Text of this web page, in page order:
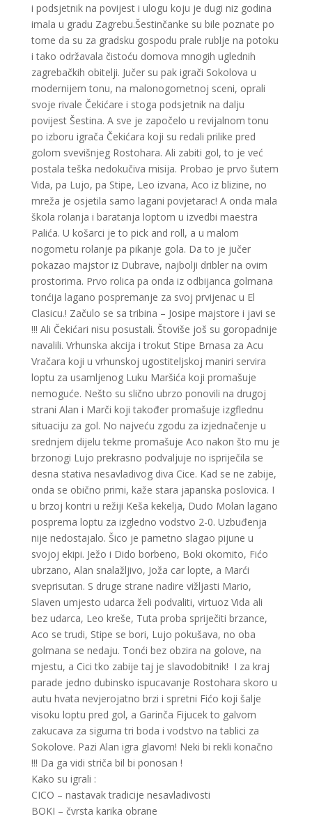
i podsjetnik na povijest i ulogu koju je dugi niz godina
imala u gradu Zagrebu.Šestinčanke su bile poznate po
tome da su za gradsku gospodu prale rublje na potoku
i tako održavala čistoću domova mnogih uglednih
zagrebačkih obitelji. Jučer su pak igrači Sokolova u
modernijem tonu, na malonogometnoj sceni, oprali
svoje rivale Čekićare i stoga podsjetnik na dalju
povijest Šestina. A sve je započelo u revijalnom tonu
po izboru igrača Čekićara koji su redali prilike pred
golom svevišnjeg Rostohara. Ali zabiti gol, to je već
postala teška nedokučiva misija. Probao je prvo šutem
Vida, pa Lujo, pa Stipe, Leo izvana, Aco iz blizine, no
mreža je osjetila samo lagani povjetarac! A onda mala
škola rolanja i baratanja loptom u izvedbi maestra
Palića. U košarci je to pick and roll, a u malom
nogometu rolanje pa pikanje gola. Da to je jučer
pokazao majstor iz Dubrave, najbolji dribler na ovim
prostorima. Prvo rolica pa onda iz odbijanca golmana
tonćija lagano pospremanje za svoj prvijenac u El
Clasicu.! Začulo se sa tribina – Josipe majstore i javi se
!!! Ali Čekićari nisu posustali. Štoviše još su goropadnije
navalili. Vrhunska akcija i trokut Stipe Brnasa za Acu
Vračara koji u vrhunskoj ugostiteljskoj maniri servira
loptu za usamljenog Luku Maršića koji promašuje
nemoguće. Nešto su slično ubrzo ponovili na drugoj
strani Alan i Marči koji također promašuje izgflednu
situaciju za gol. No najveću zgodu za izjednačenje u
srednjem dijelu tekme promašuje Aco nakon što mu je
brzonogi Lujo prekrasno podvaljuje no ispriječila se
desna stativa nesavladivog diva Cice. Kad se ne zabije,
onda se obično primi, kaže stara japanska poslovica. I
u brzoj kontri u režiji Keša kekelja, Dudo Molan lagano
posprema loptu za izgledno vodstvo 2-0. Uzbuđenja
nije nedostajalo. Šico je pametno slagao pijune u
svojoj ekipi. Ježo i Dido borbeno, Boki okomito, Fićo
ubrzano, Alan snalažljivo, Joža car lopte, a Marći
sveprisutan. S druge strane nadire vižljasti Mario,
Slaven umjesto udarca želi podvaliti, virtuoz Vida ali
bez udarca, Leo kreše, Tuta proba spriječiti brzance,
Aco se trudi, Stipe se bori, Lujo pokušava, no oba
golmana se nedaju. Tonći bez obzira na golove, na
mjestu, a Cici tko zabije taj je slavodobitnik! I za kraj
parade jedno dubinsko ispucavanje Rostohara skoro u
autu hvata nevjerojatno brzi i spretni Fićo koji šalje
visoku loptu pred gol, a Garinča Fijucek to galvom
zakucava za sigurna tri boda i vodstvo na tablici za
Sokolove. Pazi Alan igra glavom! Neki bi rekli konačno
!!! Da ga vidi striča bil bi ponosan !
Kako su igrali :
CICO – nastavak tradicije nesavladivosti
BOKI – čvrsta karika obrane